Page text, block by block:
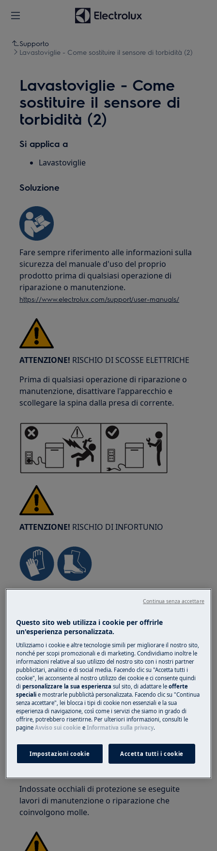
Supporto
Lavastoviglie - Come sostituire il sensore di torbidità (2)
Lavastoviglie - Come
sostituire il sensore di
torbidità (2)
Si applica a
Lavastoviglie
Soluzione
Fare sempre riferimento alle informazioni sulla
sicurezza del manuale d'uso del proprio
prodotto prima di qualsiasi operazione di
riparazione o manutenzione.
https://www.electrolux.com/support/user-manuals/
ATTENZIONE! RISCHIO DI SCOSSE ELETTRICHE
Prima di qualsiasi operazione di riparazione o
manutenzione, disattivare l'apparecchio e
scollegare la spina dalla presa di corrente.
ATTENZIONE! RISCHIO DI INFORTUNIO
Prestare sempre attenzione quando si spostano
gli elettrodomestici. Per gli apparecchi pesanti è
Utilizzare sempre guanti da lavoro e calzature di
sicurezza. Indossare guanti da lavoro in ogni
momento per proteggersi dai tagli dovuti agli
spigoli vivi.
ATTENZIONE!RISCHIO DI LESIONI OCULARI
Indossate occhiali di protezione se eseguite
lavori di manutenzione o riparazione che
coinvolgono molle.
Questo sito web utilizza i cookie per offrirle
un'esperienza personalizzata.
Utilizziamo i cookie e altre tecnologie simili per migliorare il nostro sito,
nonché per scopi promozionali e di marketing. Condividiamo inoltre le
informazioni relative al suo utilizzo del nostro sito con i nostri partner
pubblicitari, analitici e di social media. Facendo clic su "Accetta tutti i
cookie", lei acconsente al nostro utilizzo dei cookie e ci consente quindi
dipersonalizzare la sua esperienza sul sito, di adattare leofferte
speciali e mostrarle pubblicità personalizzata. Facendo clic su "Continua
senza accettare", lei blocca i tipi di cookie non essenziali e la sua
esperienza di navigazione, così come i servizi che siamo in grado di
offrire, potrebbero risentirne. Per ulteriori informazioni, consulti le
pagineAvviso sui cookie eInformativa sulla privacy.
Impostazioni cookie Accetta tutti i cookie
Continua senza accettare